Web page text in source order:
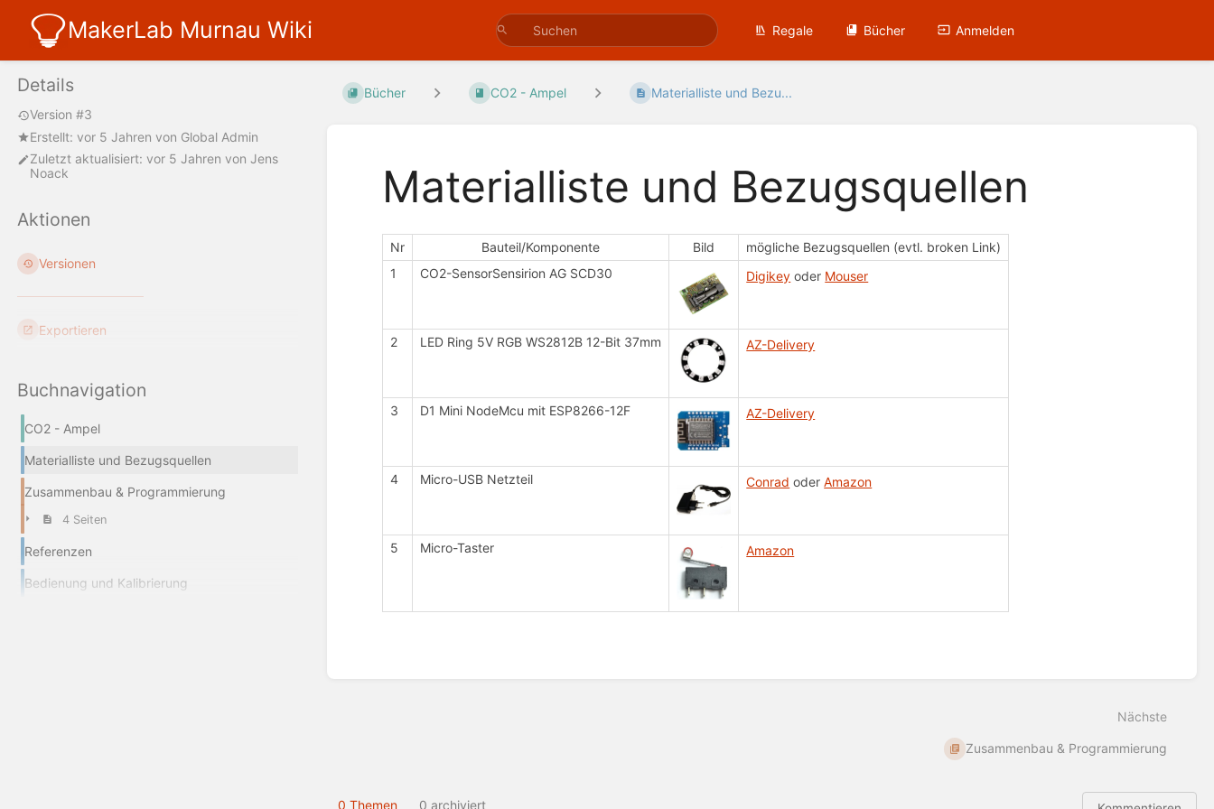
MakerLab Murnau Wiki Regale Bücher Anmelden
Details
Version #3
Erstellt: vor 5 Jahren von Global Admin
Zuletzt aktualisiert: vor 5 Jahren von Jens
Noack
Aktionen
Versionen
Exportieren
Buchnavigation
CO2 - Ampel
Materialliste und Bezugsquellen
Zusammenbau & Programmierung
4 Seiten
Referenzen
Bedienung und Kalibrierung
Bücher CO2 - Ampel Materialliste und Bezu...
Materialliste und Bezugsquellen
Nr Bauteil/Komponente Bild
mögliche Bezugsquellen (evtl. broken Link)
1
CO2-SensorSensirion AG SCD30 Digikey oder Mouser
2 LED Ring 5V RGB WS2812B 12-Bit 37mm AZ-Delivery
3 D1 Mini NodeMcu mit ESP8266-12F AZ-Delivery
4 Micro-USB Netzteil Conrad oderAmazon
5 Micro-Taster Amazon
Nächste
Zusammenbau & Programmierung
0 Themen 0 archiviert